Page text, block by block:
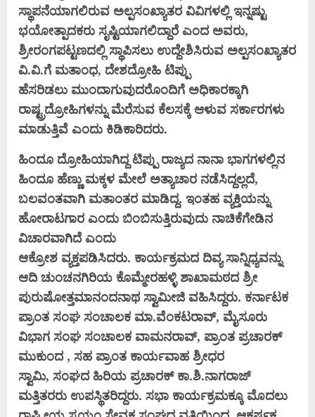
ಸ್ಥಾಪನೆಯಾಗಲಿರುವ ಅಲ್ಪಸಂಖ್ಯಾತರ ವಿವಿಗಳಲ್ಲಿ ಇನ್ನಷ್ಟು
ಭಯೋತ್ಪಾದಕರು ಸೃಷ್ಟಿಯಾಗಲಿದ್ದಾರೆ ಎಂದ ಅವರು,
ಶ್ರೀರಂಗಪಟ್ಟಣದಲ್ಲಿ ಸ್ಥಾಪಿಸಲು ಉದ್ದೇಶಿಸಿರುವ ಅಲ್ಪಸಂಖ್ಯಾತರ
ವಿ.ವಿ.ಗೆ ಮತಾಂಧ, ದೇಶದ್ರೋಹಿ ಟಿಪ್ಪು
ಹೆಸರಿಡಲು ಮುಂದಾಗುವುದರೊಂದಿಗೆ ಅಧಿಕಾರಕ್ಕಾಗಿ
ರಾಷ್ಟ್ರದ್ರೋಹಿಗಳನ್ನು ಮೆರೆಸುವ ಕೆಲಸಕ್ಕೆ ಆಳುವ ಸರ್ಕಾರಗಳು
ಮಾಡುತ್ತಿವೆ ಎಂದು ಕಿಡಿಕಾರಿದರು.
ಹಿಂದೂ ದ್ರೋಹಿಯಾಗಿದ್ದ ಟಿಪ್ಪು ರಾಜ್ಯದ ನಾನಾ ಭಾಗಗಳಲ್ಲಿನ
ಹಿಂದೂ ಹೆಣ್ಣು ಮಕ್ಕಳ ಮೇಲೆ ಅತ್ಯಾಚಾರ ನಡೆಸಿದ್ದಲ್ಲದೆ,
ಬಲವಂತವಾಗಿ ಮತಾಂತರ ಮಾಡಿದ್ದ. ಇಂತಹ ವ್ಯಕ್ತಿಯನ್ನು
ಹೋರಾಟಗಾರ ಎಂದು ಬಿಂಬಿಸುತ್ತಿರುವುದು ನಾಚಿಕೆಗೇಡಿನ
ವಿಚಾರವಾಗಿದೆ ಎಂದು
ಆಕ್ರೋಶ ವ್ಯಕ್ತಪಡಿಸಿದರು. ಕಾರ್ಯಕ್ರಮದ ದಿವ್ಯ ಸಾನ್ನಿಧ್ಯವನ್ನು
ಆದಿ ಚುಂಚನಗಿರಿಯ ಕೊಮ್ಮೇರಹಳ್ಳಿ ಶಾಖಾಮಠದ ಶ್ರೀ
ಪುರುಷೋತ್ತಮಾನಂದನಾಥ ಸ್ವಾಮೀಜಿ ವಹಿಸಿದ್ದರು. ಕರ್ನಾಟಕ
ಪ್ರಾಂತ ಸಂಘ ಸಂಚಾಲಕ ಮಾ.ವೆಂಕಟರಾವ್, ಮೈಸೂರು
ವಿಭಾಗ ಸಂಘ ಸಂಚಾಲಕ ವಾಮನರಾವ್, ಪ್ರಾಂತ ಪ್ರಚಾರಕ್
ಮುಕುಂದ , ಸಹ ಪ್ರಾಂತ ಕಾರ್ಯವಾಹ ಶ್ರೀಧರ
ಸ್ವಾಮಿ, ಸಂಘದ ಹಿರಿಯ ಪ್ರಚಾರಕ್ ಕಾ.ಶಿ.ನಾಗರಾಜ್
ಮತ್ತಿತರರು ಉಪಸ್ಥಿತರಿದ್ದರು. ಸಭಾ ಕಾರ್ಯಕ್ರಮಕ್ಕೂ ಮೊದಲು